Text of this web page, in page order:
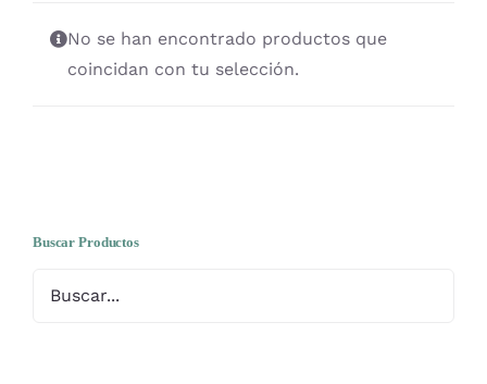
OFERTAS
No se han encontrado productos que
coincidan con tu selección.
Buscar Productos